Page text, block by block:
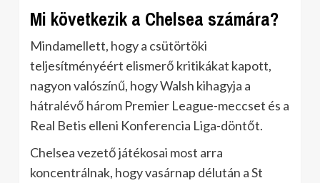
Mi következik a Chelsea számára?
Mindamellett, hogy a csütörtöki
teljesítményéért elismerő kritikákat kapott,
nagyon valószínű, hogy Walsh kihagyja a
hátralévő három Premier League-meccset és a
Real Betis elleni Konferencia Liga-döntőt.
Chelsea vezető játékosai most arra
koncentrálnak, hogy vasárnap délután a St